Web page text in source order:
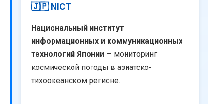
🇯🇵 NICT
Национальный институт
информационных и коммуникационных
технологий Японии — мониторинг
космической погоды в азиатско-
тихоокеанском регионе.